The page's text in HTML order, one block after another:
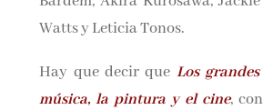
Watts y Leticia Tonos.
Hay que decir que Los
música, la pintura y el cine,